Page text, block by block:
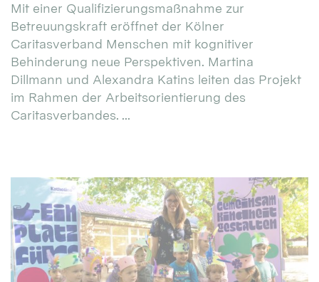
Mit einer Qualifizierungsmaßnahme zur
Betreuungskraft eröffnet der Kölner
Caritasverband Menschen mit kognitiver
Behinderung neue Perspektiven. Martina
Dillmann und Alexandra Katins leiten das Projekt
im Rahmen der Arbeitsorientierung des
Caritasverbandes. ...